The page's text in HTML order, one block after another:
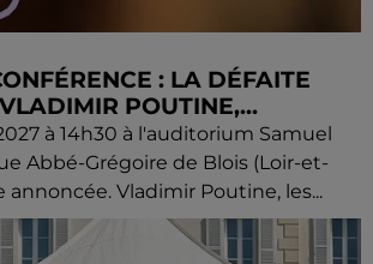
: LA DÉFAITE
POUTINE,...
à 14h30 à l'auditorium Samuel
Abbé-Grégoire de Blois (Loir-et-
annoncée. Vladimir Poutine, les...